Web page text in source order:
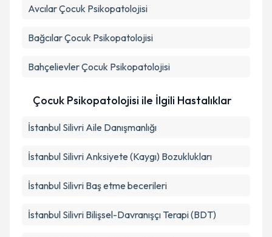
AvcılarÇocuk Psikopatolojisi
BağcılarÇocuk Psikopatolojisi
BahçelievlerÇocuk Psikopatolojisi
Çocuk Psikopatolojisi ile İlgili Hastalıklar
İstanbul Silivri Aile Danışmanlığı
İstanbul Silivri Anksiyete (Kaygı) Bozuklukları
İstanbul Silivri Baş etme becerileri
İstanbul Silivri Bilişsel-Davranışçı Terapi (BDT)